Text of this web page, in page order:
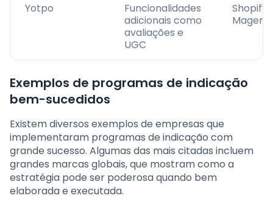
Yotpo
Funcionalidades
adicionais como
avaliações e
UGC
Shopify,
Exemplos de programas de indicação
bem-sucedidos
Existem diversos exemplos de empresas que
implementaram programas de indicação com
grande sucesso. Algumas das mais citadas incluem
grandes marcas globais, que mostram como a
estratégia pode ser poderosa quando bem
elaborada e executada.